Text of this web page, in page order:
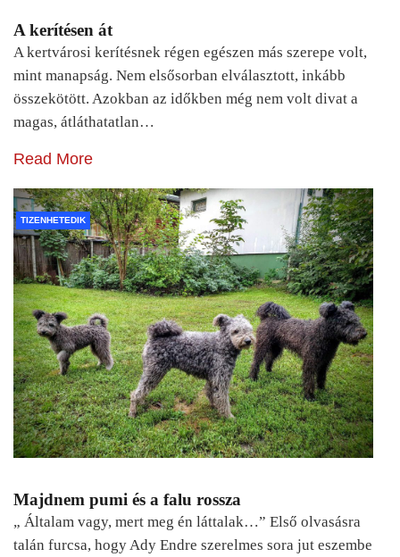
A kerítésen át
A kertvárosi kerítésnek régen egészen más szerepe volt,
mint manapság. Nem elsősorban elválasztott, inkább
összekötött. Azokban az időkben még nem volt divat a
magas, átláthatatlan…
Read More
TIZENHETEDIK
Majdnem pumi és a falu rossza
„ Általam vagy, mert meg én láttalak…” Első olvasásra
talán furcsa, hogy Ady Endre szerelmes sora jut eszembe